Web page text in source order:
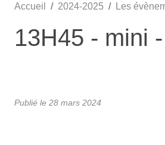
Accueil 2024-2025 Les
13H45 - mini
Publié le 28 mars 2024